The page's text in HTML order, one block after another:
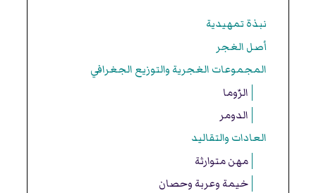
نبذة تمهيدية
أصل الغجر
المجموعات الغجرية والتوزيع الجغرافي
الرّوما
الدومر
العادات والتقاليد
مهن متوارثة
خيمة وعربة وحصان